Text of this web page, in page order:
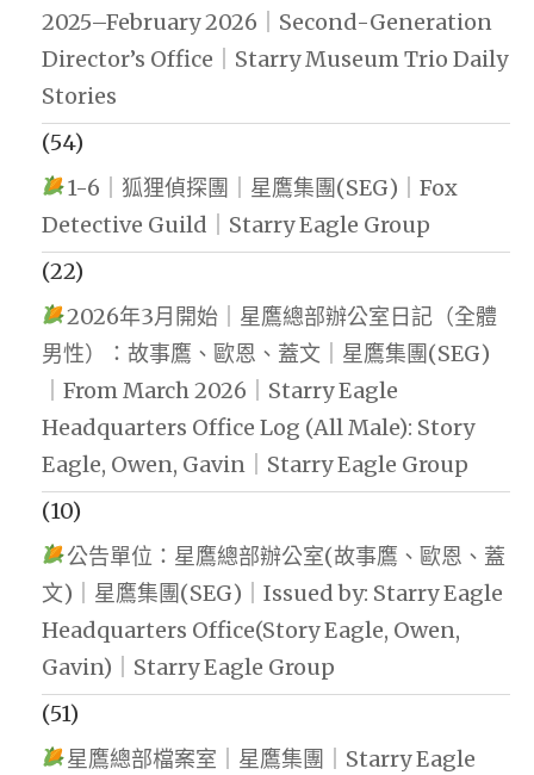
2025–February 2026｜Second-Generation
Director’s Office｜Starry Museum Trio Daily
Stories
(54)
1-6｜狐狸偵探團｜星鷹集團(SEG)｜Fox
Detective Guild｜Starry Eagle Group
(22)
2026年3月開始｜星鷹總部辦公室日記（全體
男性）：故事鷹、歐恩、蓋文｜星鷹集團(SEG)
｜From March 2026｜Starry Eagle
Headquarters Office Log (All Male): Story
Eagle, Owen, Gavin｜Starry Eagle Group
(10)
公告單位：星鷹總部辦公室(故事鷹、歐恩、蓋
文)｜星鷹集團(SEG)｜Issued by: Starry Eagle
Headquarters Office(Story Eagle, Owen,
Gavin)｜Starry Eagle Group
(51)
星鷹總部檔案室｜星鷹集團｜Starry Eagle